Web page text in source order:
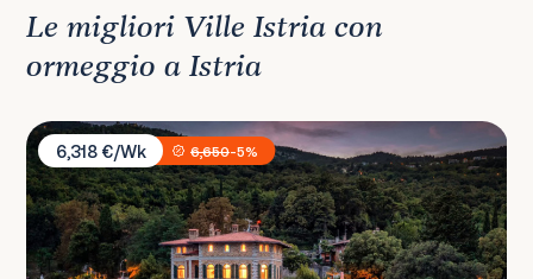
Le migliori Ville Istria con
ormeggio a Istria
Villa Erzzi
6,318 €/Wk
6,650-5%